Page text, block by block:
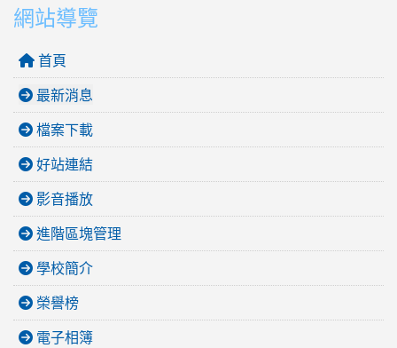
網站導覽
首頁
最新消息
檔案下載
好站連結
影音播放
進階區塊管理
學校簡介
榮譽榜
電子相簿